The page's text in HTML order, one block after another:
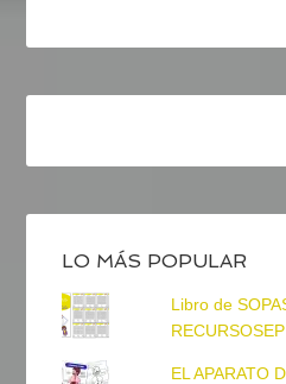
LO MÁS POPULAR
Libro de
RECURSOSEP
EL APARATO